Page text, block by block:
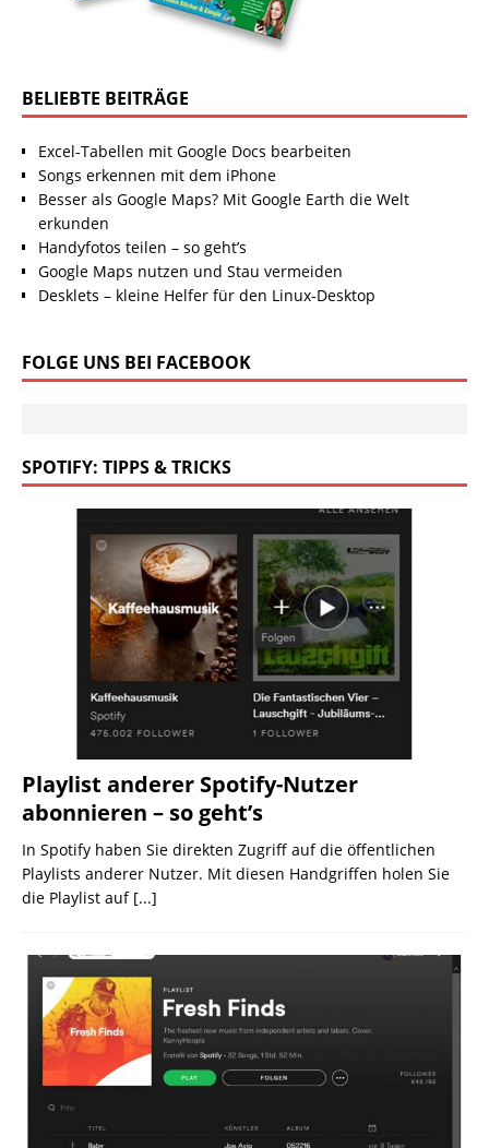
BELIEBTE BEITRÄGE
Excel-Tabellen mit Google Docs bearbeiten
Songs erkennen mit dem iPhone
Besser als Google Maps? Mit Google Earth die Welt
erkunden
Handyfotos teilen – so geht’s
Google Maps nutzen und Stau vermeiden
Desklets – kleine Helfer für den Linux-Desktop
FOLGE UNS BEI FACEBOOK
SPOTIFY: TIPPS & TRICKS
Playlist anderer Spotify-Nutzer
abonnieren – so geht’s
In Spotify haben Sie direkten Zugriff auf die öffentlichen
Playlists anderer Nutzer. Mit diesen Handgriffen holen Sie
die Playlist auf [...]